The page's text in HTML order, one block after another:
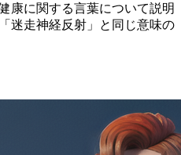
康に関する言葉について説明
迷走神経反射」と同じ意味の